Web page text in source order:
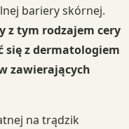
bariery skórnej.
z tym rodzajem cery
z dermatologiem
zawierających
na trądzik